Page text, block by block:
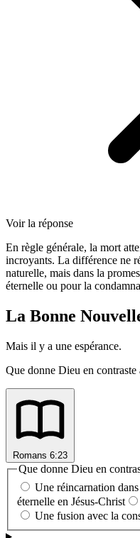
Voir la réponse
En règle générale, la mort
incroyants. La différence ne
naturelle, mais dans la
éternelle ou pour la
La Bonne
Mais il y a une espérance.
Que donne Dieu en contraste
Romans 6:23
Que donne Dieu en
Une réincarnation
éternelle en Jésus-Christ
Une fusion avec la